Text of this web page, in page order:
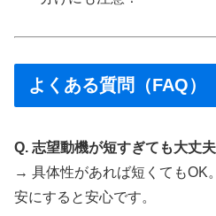
よくある質問（FAQ）
Q. 志望動機が短すぎても大丈
→ 具体性があれば短くてもOK
安にすると安心です。